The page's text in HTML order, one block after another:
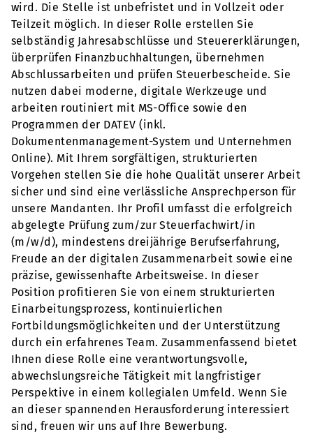
wird. Die Stelle ist unbefristet und in Vollzeit oder
Teilzeit möglich. In dieser Rolle erstellen Sie
selbständig Jahresabschlüsse und Steuererklärungen,
überprüfen Finanzbuchhaltungen, übernehmen
Abschlussarbeiten und prüfen Steuerbescheide. Sie
nutzen dabei moderne, digitale Werkzeuge und
arbeiten routiniert mit MS-Office sowie den
Programmen der DATEV (inkl.
Dokumentenmanagement-System und Unternehmen
Online). Mit Ihrem sorgfältigen, strukturierten
Vorgehen stellen Sie die hohe Qualität unserer Arbeit
sicher und sind eine verlässliche Ansprechperson für
unsere Mandanten. Ihr Profil umfasst die erfolgreich
abgelegte Prüfung zum/zur Steuerfachwirt/in
(m/w/d), mindestens dreijährige Berufserfahrung,
Freude an der digitalen Zusammenarbeit sowie eine
präzise, gewissenhafte Arbeitsweise. In dieser
Position profitieren Sie von einem strukturierten
Einarbeitungsprozess, kontinuierlichen
Fortbildungsmöglichkeiten und der Unterstützung
durch ein erfahrenes Team. Zusammenfassend bietet
Ihnen diese Rolle eine verantwortungsvolle,
abwechslungsreiche Tätigkeit mit langfristiger
Perspektive in einem kollegialen Umfeld. Wenn Sie
an dieser spannenden Herausforderung interessiert
sind, freuen wir uns auf Ihre Bewerbung.